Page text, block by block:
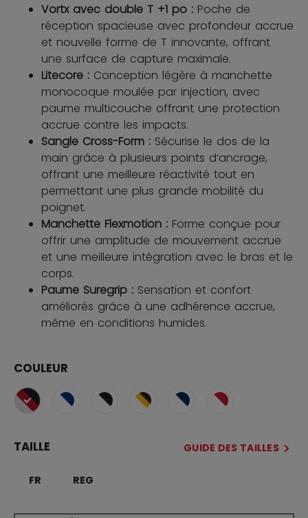
Vortx avec double T +1 po : Poche de
réception spacieuse avec profondeur accrue
et nouvelle forme de T innovante, offrant
une surface de capture maximale.
Litecore : Conception légère à manchette
monocoque moulée par injection, avec
paume multicouche offrant une protection
accrue contre les impacts.
Sangle Cross-Form : Sécurise le dos de la
main grâce à plusieurs points d’ancrage,
offrant une meilleure réactivité tout en
permettant une plus grande mobilité du
poignet.
Manchette Flexmotion : Forme conçue pour
offrir une amplitude de mouvement accrue
et une meilleure intégration avec le bras et le
corps.
Paume Suregrip : Sensation et confort
améliorés grâce à une adhérence accrue,
même en conditions humides.
COULEUR
sélectionné
TAILLE GUIDE DES TAILLES
FR REG